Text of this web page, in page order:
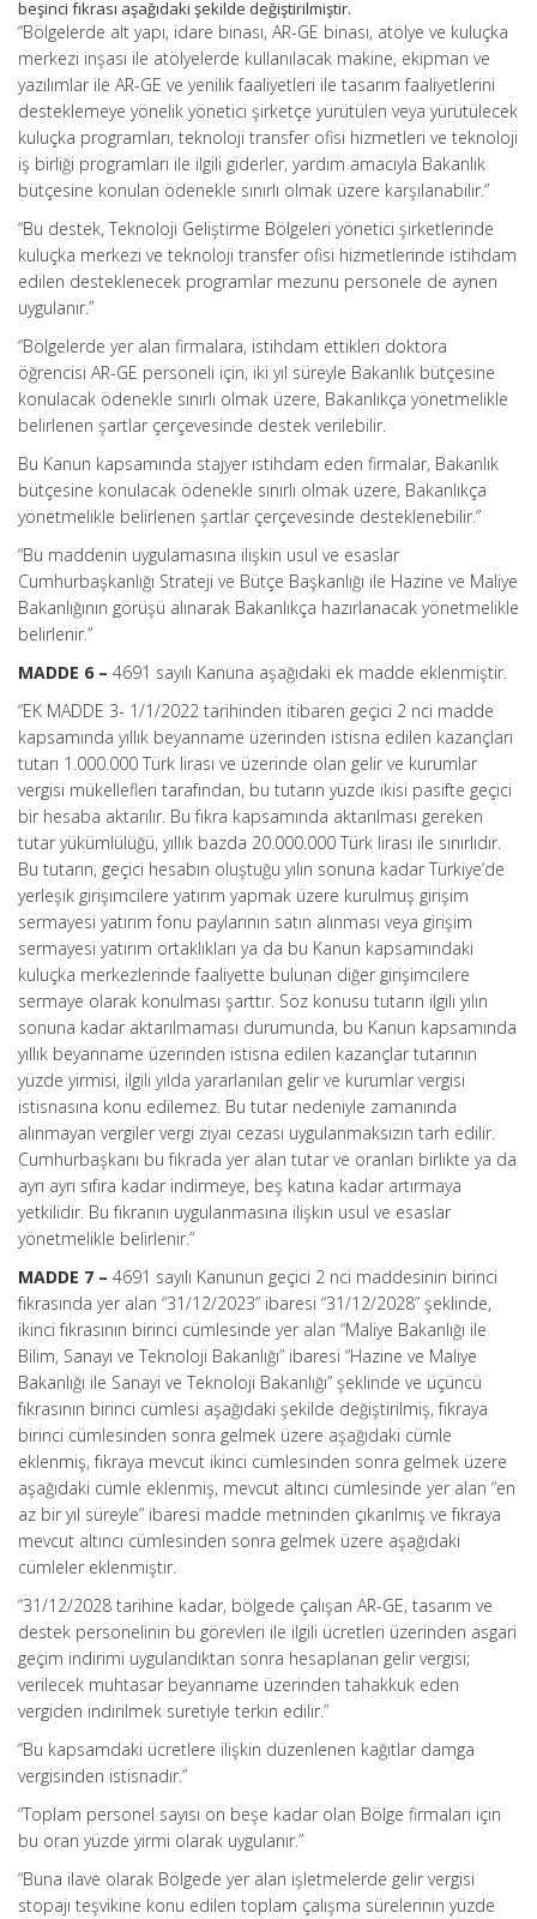
beşinci fıkrası aşağıdaki şekilde değiştirilmiştir.
“Bölgelerde alt yapı, idare binası, AR-GE binası, atölye ve kuluçka
merkezi inşası ile atölyelerde kullanılacak makine, ekipman ve
yazılımlar ile AR-GE ve yenilik faaliyetleri ile tasarım faaliyetlerini
desteklemeye yönelik yönetici şirketçe yürütülen veya yürütülecek
kuluçka programları, teknoloji transfer ofisi hizmetleri ve teknoloji
iş birliği programları ile ilgili giderler, yardım amacıyla Bakanlık
bütçesine konulan ödenekle sınırlı olmak üzere karşılanabilir.”
“Bu destek, Teknoloji Geliştirme Bölgeleri yönetici şirketlerinde
kuluçka merkezi ve teknoloji transfer ofisi hizmetlerinde istihdam
edilen desteklenecek programlar mezunu personele de aynen
uygulanır.”
“Bölgelerde yer alan firmalara, istihdam ettikleri doktora
öğrencisi AR-GE personeli için, iki yıl süreyle Bakanlık bütçesine
konulacak ödenekle sınırlı olmak üzere, Bakanlıkça yönetmelikle
belirlenen şartlar çerçevesinde destek verilebilir.
Bu Kanun kapsamında stajyer istihdam eden firmalar, Bakanlık
bütçesine konulacak ödenekle sınırlı olmak üzere, Bakanlıkça
yönetmelikle belirlenen şartlar çerçevesinde desteklenebilir.”
“Bu maddenin uygulamasına ilişkin usul ve esaslar
Cumhurbaşkanlığı Strateji ve Bütçe Başkanlığı ile Hazine ve Maliye
Bakanlığının görüşü alınarak Bakanlıkça hazırlanacak yönetmelikle
belirlenir.”
MADDE 6 – 4691 sayılı Kanuna aşağıdaki ek madde eklenmiştir.
“EK MADDE 3- 1/1/2022 tarihinden itibaren geçici 2 nci madde
kapsamında yıllık beyanname üzerinden istisna edilen kazançları
tutarı 1.000.000 Türk lirası ve üzerinde olan gelir ve kurumlar
vergisi mükellefleri tarafından, bu tutarın yüzde ikisi pasifte geçici
bir hesaba aktarılır. Bu fıkra kapsamında aktarılması gereken
tutar yükümlülüğü, yıllık bazda 20.000.000 Türk lirası ile sınırlıdır.
Bu tutarın, geçici hesabın oluştuğu yılın sonuna kadar Türkiye’de
yerleşik girişimcilere yatırım yapmak üzere kurulmuş girişim
sermayesi yatırım fonu paylarının satın alınması veya girişim
sermayesi yatırım ortaklıkları ya da bu Kanun kapsamındaki
kuluçka merkezlerinde faaliyette bulunan diğer girişimcilere
sermaye olarak konulması şarttır. Söz konusu tutarın ilgili yılın
sonuna kadar aktarılmaması durumunda, bu Kanun kapsamında
yıllık beyanname üzerinden istisna edilen kazançlar tutarının
yüzde yirmisi, ilgili yılda yararlanılan gelir ve kurumlar vergisi
istisnasına konu edilemez. Bu tutar nedeniyle zamanında
alınmayan vergiler vergi ziyaı cezası uygulanmaksızın tarh edilir.
Cumhurbaşkanı bu fıkrada yer alan tutar ve oranları birlikte ya da
ayrı ayrı sıfıra kadar indirmeye, beş katına kadar artırmaya
yetkilidir. Bu fıkranın uygulanmasına ilişkin usul ve esaslar
yönetmelikle belirlenir.”
MADDE 7 – 4691 sayılı Kanunun geçici 2 nci maddesinin birinci
fıkrasında yer alan “31/12/2023” ibaresi “31/12/2028” şeklinde,
ikinci fıkrasının birinci cümlesinde yer alan “Maliye Bakanlığı ile
Bilim, Sanayi ve Teknoloji Bakanlığı” ibaresi “Hazine ve Maliye
Bakanlığı ile Sanayi ve Teknoloji Bakanlığı” şeklinde ve üçüncü
fıkrasının birinci cümlesi aşağıdaki şekilde değiştirilmiş, fıkraya
birinci cümlesinden sonra gelmek üzere aşağıdaki cümle
eklenmiş, fıkraya mevcut ikinci cümlesinden sonra gelmek üzere
aşağıdaki cümle eklenmiş, mevcut altıncı cümlesinde yer alan “en
az bir yıl süreyle” ibaresi madde metninden çıkarılmış ve fıkraya
mevcut altıncı cümlesinden sonra gelmek üzere aşağıdaki
cümleler eklenmiştir.
“31/12/2028 tarihine kadar, bölgede çalışan AR-GE, tasarım ve
destek personelinin bu görevleri ile ilgili ücretleri üzerinden asgari
geçim indirimi uygulandıktan sonra hesaplanan gelir vergisi;
verilecek muhtasar beyanname üzerinden tahakkuk eden
vergiden indirilmek suretiyle terkin edilir.”
“Bu kapsamdaki ücretlere ilişkin düzenlenen kağıtlar damga
vergisinden istisnadır.”
“Toplam personel sayısı on beşe kadar olan Bölge firmaları için
bu oran yüzde yirmi olarak uygulanır.”
“Buna ilave olarak Bölgede yer alan işletmelerde gelir vergisi
stopajı teşvikine konu edilen toplam çalışma sürelerinin yüzde